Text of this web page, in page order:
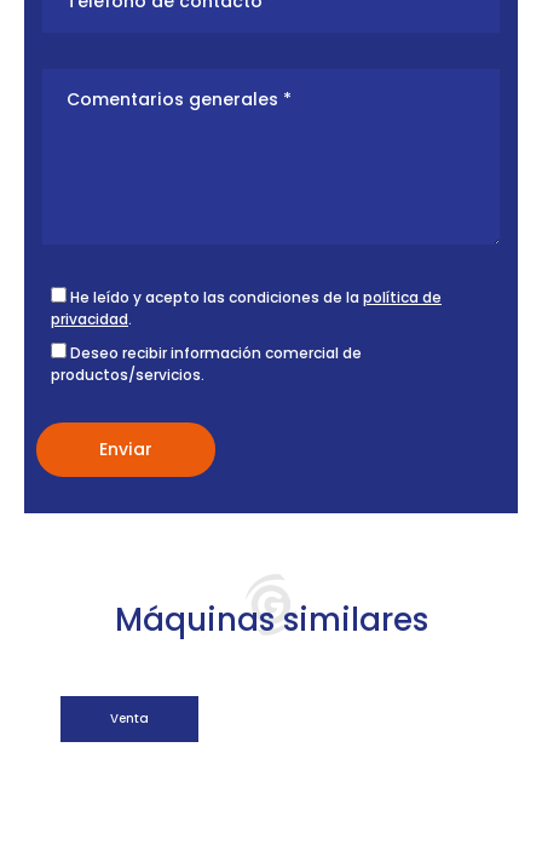
He leído y acepto las condiciones de la política de
privacidad.
Deseo recibir información comercial de
productos/servicios.
Máquinas similares
Venta